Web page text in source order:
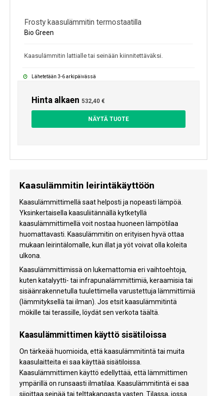
Frosty kaasulämmitin termostaatilla
Bio Green
Kaasulämmitin lattialle tai seinään kiinnitettäväksi.
Lähetetään 3-6 arkipäivässä
Hinta alkaen 532,40 €
NÄYTÄ TUOTE
Kaasulämmitin leirintäkäyttöön
Kaasulämmittimellä saat helposti ja nopeasti lämpöä.
Yksinkertaisella kaasuliitännällä kytketyllä
kaasulämmittimellä voit nostaa huoneen lämpötilaa
huomattavasti. Kaasulämmitin on erityisen hyvä ottaa
mukaan leirintälomalle, kun illat ja yöt voivat olla koleita
ulkona.
Kaasulämmittimissä on lukemattomia eri vaihtoehtoja,
kuten katalyytti- tai infrapunalämmittimiä, keraamisia tai
sisäänrakennetulla tuulettimella varustettuja lämmittimiä
(lämmityksellä tai ilman). Jos etsit kaasulämmitintä
mökille tai terassille, löydät sen verkota täältä.
Kaasulämmittimen käyttö sisätiloissa
On tärkeää huomioida, että kaasulämmitintä tai muita
kaasulaitteita ei saa käyttää sisätiloissa.
Kaasulämmittimen käyttö edellyttää, että lämmittimen
ympärillä on runsaasti ilmatilaa. Kaasulämmitintä ei saa
sijoittaa seinää tai telttakangasta vasten. Tilassa, jossa